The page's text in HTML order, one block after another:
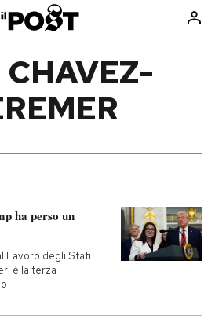
Libri
Ok Boomer!
Mondiali calcio 2026
CHAVEZ-
ha perso un
Lavoro degli Stati
è la terza